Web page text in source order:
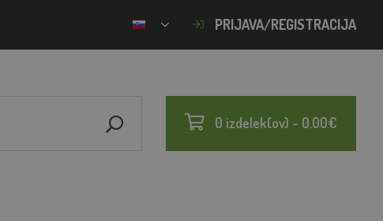
PRIJAVA/REGISTRACIJA
0 izdelek(ov) - 0.00€